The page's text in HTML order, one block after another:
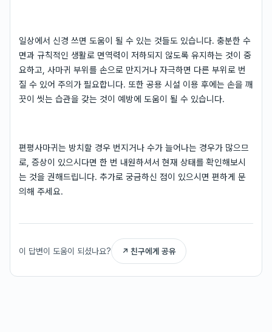
일상에서 신경 쓰면 도움이 될 수 있는 것들도 있습니다. 충분한 수
면과 규칙적인 생활로 면역력이 저하되지 않도록 유지하는 것이 중
요하고, 사마귀 부위를 손으로 만지거나 자극하면 다른 부위로 번
질 수 있어 주의가 필요합니다. 또한 공용 시설 이용 후에는 손을 깨
끗이 씻는 습관을 갖는 것이 예방에 도움이 될 수 있습니다.
편평사마귀는 방치할 경우 번지거나 수가 늘어나는 경우가 많으므
로, 증상이 있으시다면 한 번 내원하셔서 현재 상태를 확인해보시
는 것을 권해드립니다. 추가로 궁금하신 점이 있으시면 편하게 문
의해 주세요.
이 답변이 도움이 되셨나요? ↗ 친구에게 공유